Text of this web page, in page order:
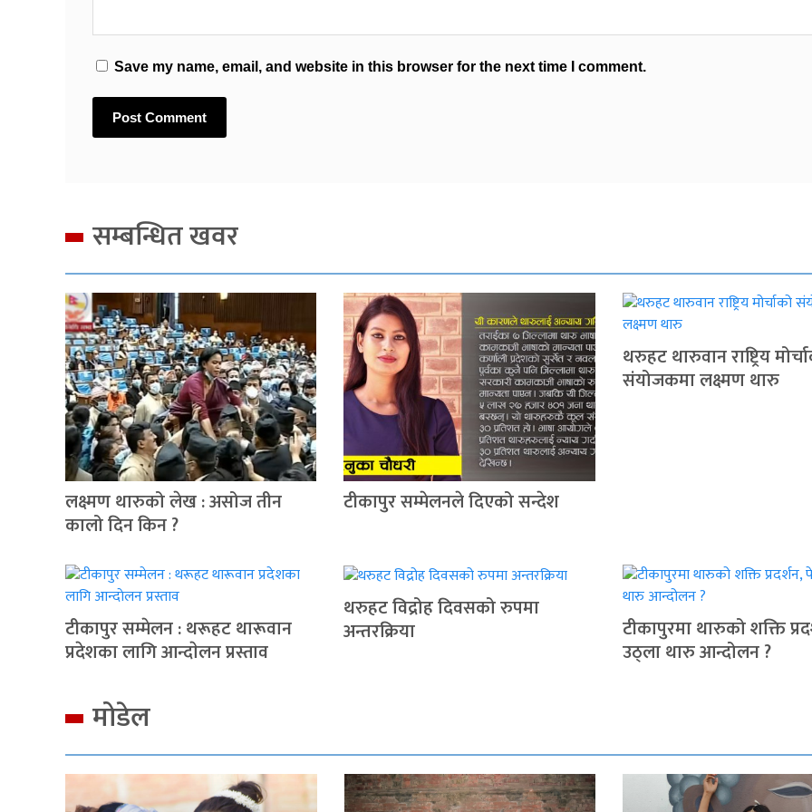
Save my name, email, and website in this browser for the next time I comment.
सम्बन्धित खवर
लक्ष्मण थारुको लेख : असोज तीन
कालो दिन किन ?
टीकापुर सम्मेलनले दिएको सन्देश
थरुहट थारुवान राष्ट्रिय
संयोजकमा लक्ष्मण थारु
टीकापुर सम्मेलन : थरूहट थारूवान
प्रदेशका लागि आन्दाेलन प्रस्ताव
थरुहट विद्रोह दिवसको रुपमा
अन्तरक्रिया टीकापुरमा थारुको शक्ति
उठ्ला थारु आन्दोलन ?
मोडेल